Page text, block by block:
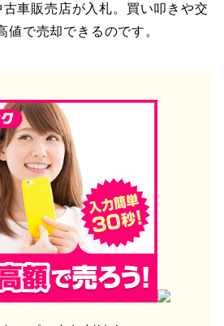
車販売店が入札。買い叩きや交
値で売却できるのです。